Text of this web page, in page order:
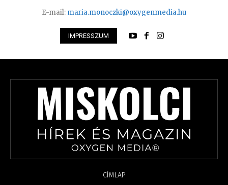
E-mail: maria.monoczki@oxygenmedia.hu
IMPRESSZUM
CÍMLAP